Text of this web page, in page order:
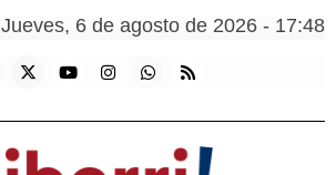
Jueves, 6 de agosto de 2026 - 17:48